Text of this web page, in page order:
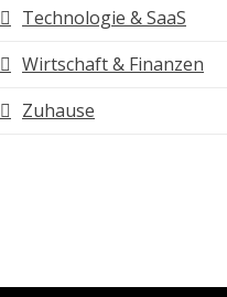
Technologie & SaaS
Wirtschaft & Finanzen
Zuhause